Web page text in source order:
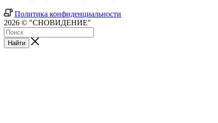
Политика конфиденциальности
2026 © "СНОВИДЕНИЕ"
Найти